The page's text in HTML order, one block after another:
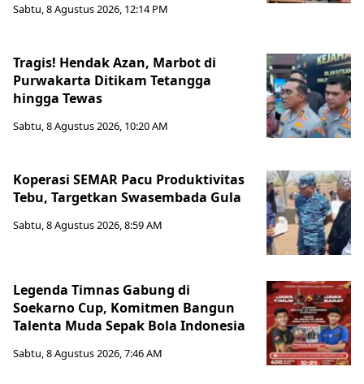
Sabtu, 8 Agustus 2026, 12:14 PM
Tragis! Hendak Azan, Marbot di
Purwakarta Ditikam Tetangga
hingga Tewas
Sabtu, 8 Agustus 2026, 10:20 AM
Koperasi SEMAR Pacu Produktivitas
Tebu, Targetkan Swasembada Gula
Sabtu, 8 Agustus 2026, 8:59 AM
Legenda Timnas Gabung di
Soekarno Cup, Komitmen Bangun
Talenta Muda Sepak Bola Indonesia
Sabtu, 8 Agustus 2026, 7:46 AM